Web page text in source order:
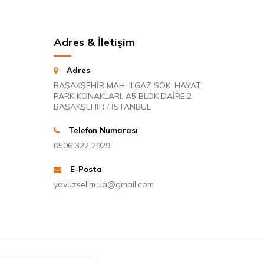
Adres & İletişim
Adres
BAŞAKŞEHİR MAH. ILGAZ SOK. HAYAT
PARK KONAKLARI. A5 BLOK DAİRE:2
BAŞAKŞEHİR / İSTANBUL
Telefon Numarası
0506 322 2929
E-Posta
yavuzselim.ua@gmail.com